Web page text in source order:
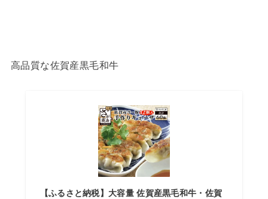
高品質な佐賀産黒毛和牛
【ふるさと納税】大容量 佐賀産黒毛和牛・佐賀